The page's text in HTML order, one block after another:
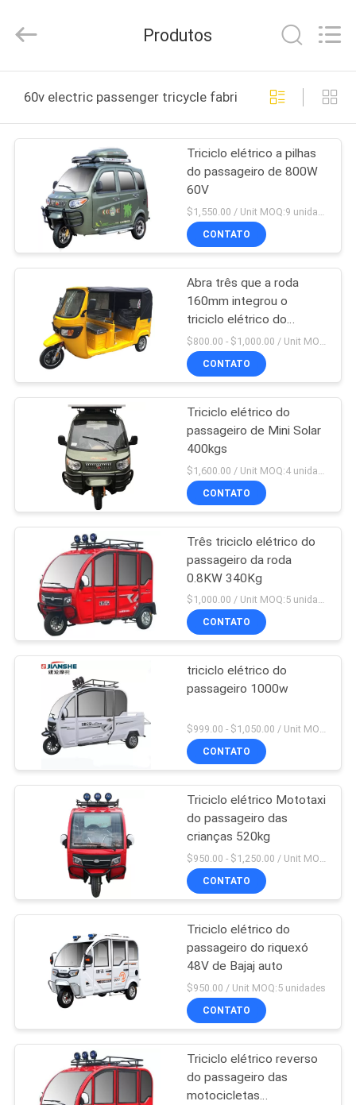
PRODUTOS
SOBRE
NÓS
EXCURSÃO
FÁBRICA
CONTROLE
DA
QUALIDADE
CONTACTE-
NOTÍCIA
PEÇA
UMAS
CITAÇÕES
MAPA
SITE
PRIVACY
POLICY
Motorcycle
Rights
Produtos
60v electric passenger tricycle fabricação online
Triciclo elétrico a pilhas
do passageiro de 800W
60V
$1,550.00 / Unit MOQ:9 unidades
CONTATO
Abra três que a roda
160mm integrou o
triciclo elétrico do
passageiro
CONTATO
Triciclo elétrico do
passageiro de Mini Solar
400kgs
CONTATO
Três triciclo elétrico do
passageiro da roda
0.8KW 340Kg
$1,000.00 / Unit MOQ:5 unidades
CONTATO
triciclo elétrico do
passageiro 1000w
$999.00 - $1,050.00 / Unit MOQ:1 unidade
CONTATO
Triciclo elétrico Mototaxi
do passageiro das
crianças 520kg
CONTATO
Triciclo elétrico do
passageiro do riquexó
48V de Bajaj auto
$950.00 / Unit MOQ:5 unidades
CONTATO
Triciclo elétrico reverso
do passageiro das
motocicletas